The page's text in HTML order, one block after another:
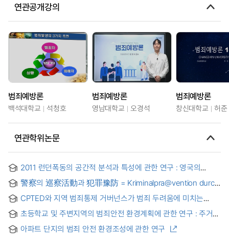
연관공개강의
범죄예방론
백석대학교 석청호
범죄예방론
영남대학교 오경석
범죄예방론
창신대학교 허준
연관학위논문
2011 런던폭동의 공간적 분석과 특성에 관한 연구 : 영국의
환경설계를 통한 범죄예방(CPTED)원리 관점에서
警察의 巡察活動과 犯罪豫防 = Kriminalpra@vention durch
die Versta@rkung des Polizeistreifendienstes
CPTED와 지역 범죄통제 거버넌스가 범죄 두려움에 미치는
초등학교 및 주변지역의 범죄안전 환경계획에 관한 연구 : 주거지
유형을 중심으로
아파트 단지의 범죄 안전 환경조성에 관한 연구